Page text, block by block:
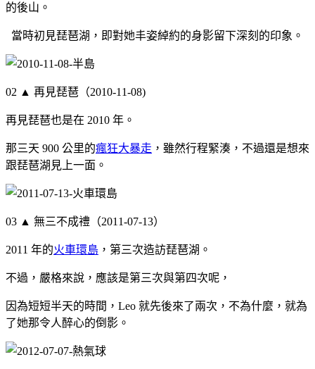
的後山。
當時初見琵琶湖，即對她丰姿綽約的身影留下深刻的印象。
02 ▲ 再見琵琶（2010-11-08)
再見琵琶也是在 2010 年。
那三天 900 公里的瘋狂大暴走 ，雖然行程緊湊，不過還是想來
跟琵琶湖見上一面。
03 ▲ 無三不成禮（2011-07-13）
2011 年的火車環島 ，第三次造訪琵琶湖。
不過，嚴格來說，應該是第三次與第四次呢，
因為短短半天的時間，Leo 就先後來了兩次，不為什麼，就為
了她那令人醉心的倒影。